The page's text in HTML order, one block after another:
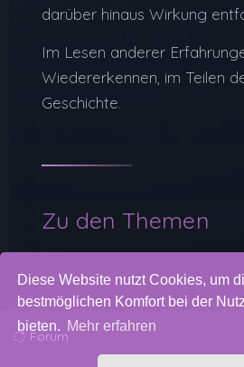
Diese Website nutzt Cookies, um
bestmöglichen Komfort bei der
bieten. Mehr erfahren
darüber hinaus Wirkung
Im Lesen anderer
Wiedererkennen, im Teilen
Geschichte.
Zu den Themen
Forum